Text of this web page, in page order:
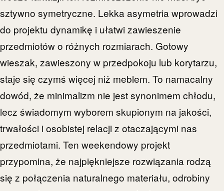
sztywno symetryczne. Lekka asymetria wprowadzi
do projektu dynamikę i ułatwi zawieszenie
przedmiotów o różnych rozmiarach. Gotowy
wieszak, zawieszony w przedpokoju lub korytarzu,
staje się czymś więcej niż meblem. To namacalny
dowód, że minimalizm nie jest synonimem chłodu,
lecz świadomym wyborem skupionym na jakości,
trwałości i osobistej relacji z otaczającymi nas
przedmiotami. Ten weekendowy projekt
przypomina, że najpiękniejsze rozwiązania rodzą
się z połączenia naturalnego materiału, odrobiny